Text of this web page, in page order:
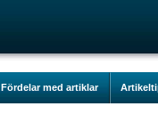
Fördelar med artiklar